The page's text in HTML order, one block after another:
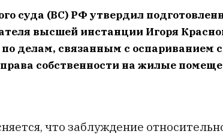
суда (ВС) РФ утвердил
высшей инстанции Игоря
делам, связанным с оспариванием
собственности на жилые
что заблуждение